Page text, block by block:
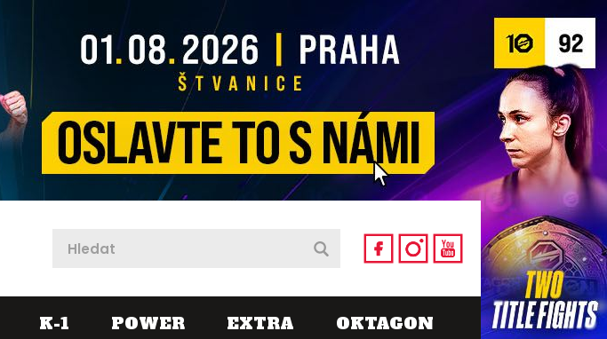
K-1 POWER EXTRA OKTAGON